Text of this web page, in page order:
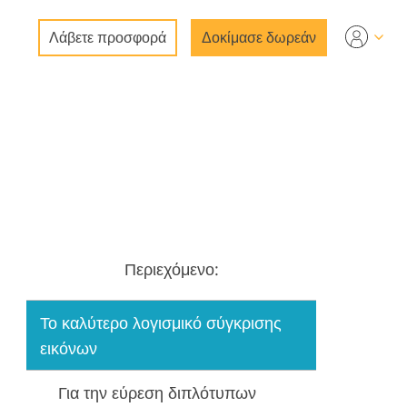
Λάβετε προσφορά Δοκίμασε δωρεάν
Περιεχόμενο:
Το καλύτερο λογισμικό σύγκρισης
εικόνων
Για την εύρεση διπλότυπων